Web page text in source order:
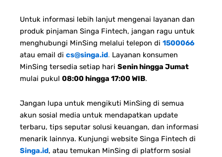
Untuk informasi lebih lanjut mengenai layanan dan
produk pinjaman Singa Fintech, jangan ragu untuk
menghubungi MinSing melalui telepon di 1500066
atau email di cs@singa.id. Layanan konsumen
MinSing tersedia setiap hari Senin hingga Jumat
mulai pukul 08:00 hingga 17:00 WIB.
Jangan lupa untuk mengikuti MinSing di semua
akun sosial media untuk mendapatkan update
terbaru, tips seputar solusi keuangan, dan informasi
menarik lainnya. Kunjungi website Singa Fintech di
Singa.id, atau temukan MinSing di platform sosial